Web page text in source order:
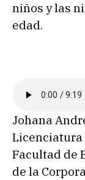
niños y las
edad.
Johana
Licenciatura
Facultad de
de la